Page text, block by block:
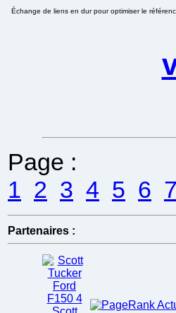
Échange de liens en dur pour optimiser le
Page :
1 2 3 4 5 6 7
Partenaires :